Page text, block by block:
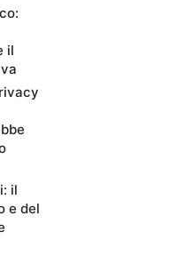
il
il
e del